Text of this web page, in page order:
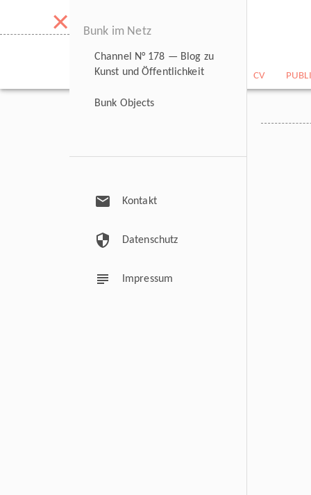
×
NEWS BILDARCHIV CV
Bunk im Netz
Channel N° 178 — Blog zu
Kunst und Öffentlichkeit
Bunk Objects
mail Kontakt
security Datenschutz
subject Impressum